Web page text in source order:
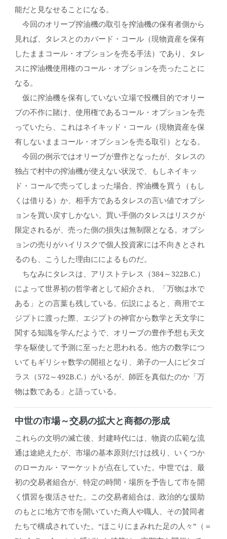
能だと見なせることになる。
今回のオリーブ搾油機の取引を搾油機の保有者側から
見れば、タレスとのカバード・コール（現物資産を保有
したままコール・オプションを売る手法）であり、タレ
スに搾油機使用権のコール・オプションを売ったことに
なる。
仮に搾油機を保有していない立場で投機目的でオリー
ブの不作に賭け、使用権であるコール・オプションを売
っていたら、これはネイキッド・コール（現物資産を保
有しないままコール・オプションを売る取引）となる。
今回の例示ではオリーブが豊作となったが、タレスの
独占で村中の搾油機が使えない状況で、もしネイキッ
ド・コールで売ってしまった場合、搾油機を買う（もし
くは借りる）か、相手方であるタレスの言い値でオプシ
ョンを買い戻すしかない。買い手側のタレスはリスクが
限定されるが、売った側の損失は無制限となる。オプシ
ョンの売りがハイリスクで個人投資家には不向きとされ
るのも、こうした理由にによるものだ。
ちなみにタレスは、アリストテレス（384～322B.C.）
によって世界初の哲学者として紹介され、「万物は水で
ある」との言葉も残している。伝説によると、商用でエ
ジプトに渡った際、エジプトの神官から数学と天文学に
関する知識を学んだようで、オリーブの豊作予想も天文
学を駆使して予測に至ったと思われる。他方の数学につ
いてもギリシャ数学の開祖となり、弟子の一人にピタゴ
ラス（572～492B.C.）がいるが、師匠を真似たのか「万
物は数である」と語っている。
中世の市場～交易の拡大と商都の形成
これらの文明の滅亡後、封建時代には、物資の広範な流
通は途絶えたが、市場の基本原則だけは残り、いくつか
のローカル・マーケットが点在していた。中世では、最
初の交易者組合が、特定の時間・場所を予告して市を開
く慣習を復活させた。この交易者組合は、政治的な援助
のもとに地方で市を開いていた商人や職人、その賛同者
たちで構成されていた。“ほこりにまみれた足の人々”（＝